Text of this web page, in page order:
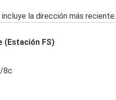
la dirección más reciente.
(Estación FS)
8c